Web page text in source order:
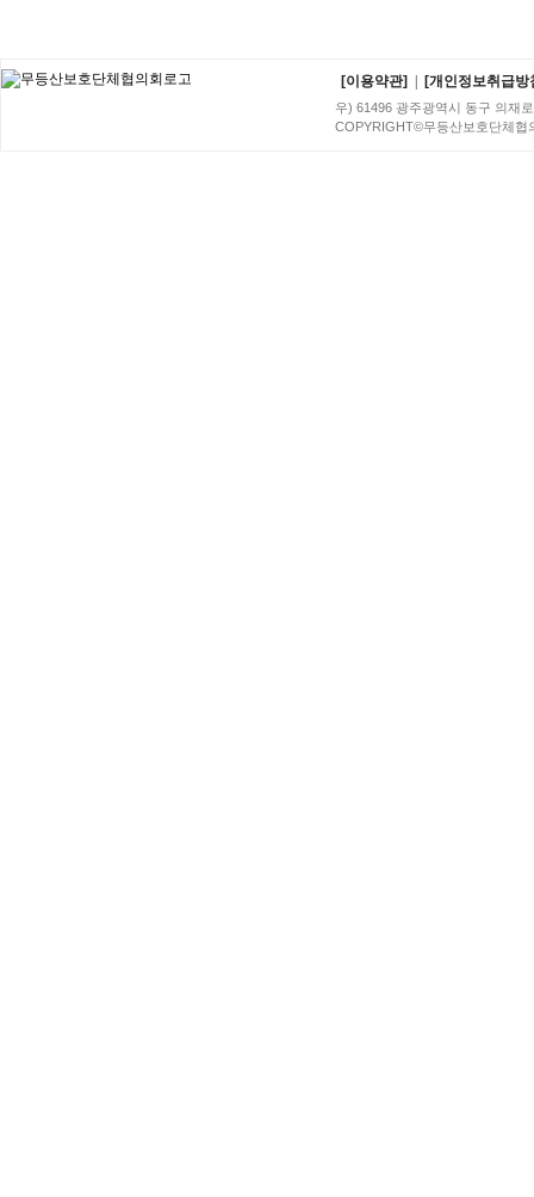
[이용약관] [개인정보취급방
우) 61496 광주광역시 동구 의재
COPYRIGHT©무등산보호단체협